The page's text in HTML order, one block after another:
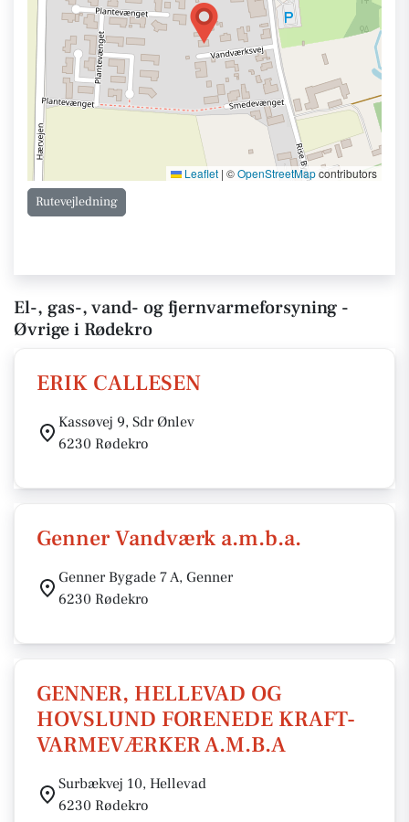
Leaflet | ©OpenStreetMapcontributors
Rutevejledning
El-, gas-, vand- og fjernvarmeforsyning -
Øvrige i Rødekro
ERIK CALLESEN
Kassøvej 9, Sdr Ønlev
6230 Rødekro
Genner Vandværk a.m.b.a.
Genner Bygade 7 A, Genner
6230 Rødekro
GENNER, HELLEVAD OG
HOVSLUND FORENEDE KRAFT-
VARMEVÆRKER A.M.B.A
Surbækvej 10, Hellevad
6230 Rødekro